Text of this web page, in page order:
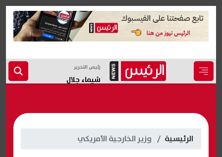
رئيس التحرير
شيماء جلال
الرئيسية وزير الخارجية الأمريكي